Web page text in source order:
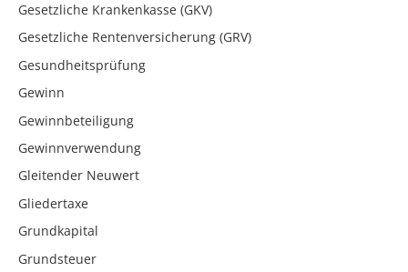
Gesetzliche Krankenkasse (GKV)
Gesetzliche Rentenversicherung (GRV)
Gesundheitsprüfung
Gewinn
Gewinnbeteiligung
Gewinnverwendung
Gleitender Neuwert
Gliedertaxe
Grundkapital
Grundsteuer